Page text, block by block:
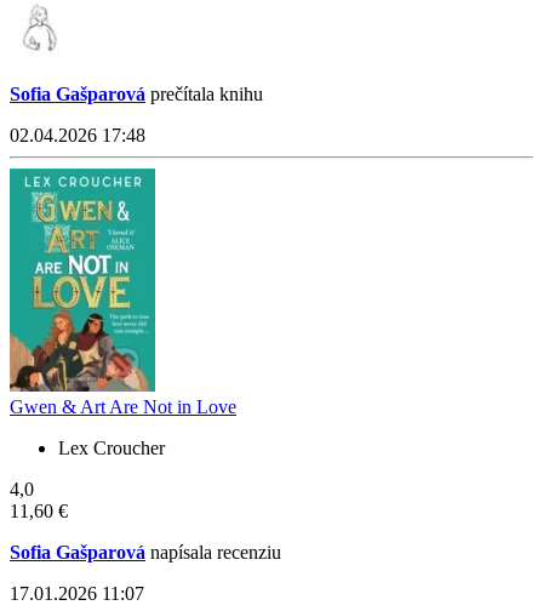
Sofia Gašparová prečítala knihu
02.04.2026 17:48
Gwen & Art Are Not in Love
Lex Croucher
4,0
11,60 €
Sofia Gašparová napísala recenziu
17.01.2026 11:07